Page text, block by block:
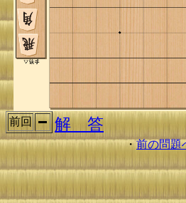
前回 解 答
・前の問題